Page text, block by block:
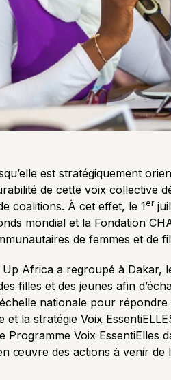
est stratégiquement
de cette voix collective
coalitions. À cet effet, le 1er
mondial et la Fondation
de femmes et de
Up Africa a regroupé à
filles et des jeunes afin
nationale pour
la stratégie Voix
Programme Voix EssentiElles
œuvre des actions à venir de